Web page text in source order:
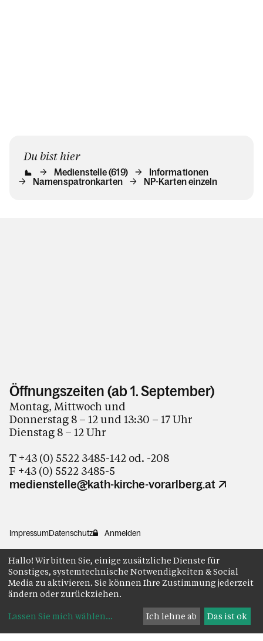
Du bist hier
Medienstelle (619)
Informationen
Namenspatronkarten
NP-Karten einzeln
Öffnungszeiten (ab 1. September)
Montag, Mittwoch und
Donnerstag 8 – 12 und 13:30 – 17 Uhr
Dienstag 8 – 12 Uhr
T +43 (0) 5522 3485-142 od. -208
F +43 (0) 5522 3485-5
medienstelle@kath-kirche-vorarlberg.at
ImpressumDatenschutz Anmelden
Hallo! Wir bitten Sie, einige zusätzliche Dienste für
Sonstiges, systemtechnische Notwendigkeiten & Social
Media zu aktivieren. Sie können Ihre Zustimmung jederzeit
ändern oder zurückziehen.
Lassen Sie mich wählen... Ich lehne ab Das ist ok